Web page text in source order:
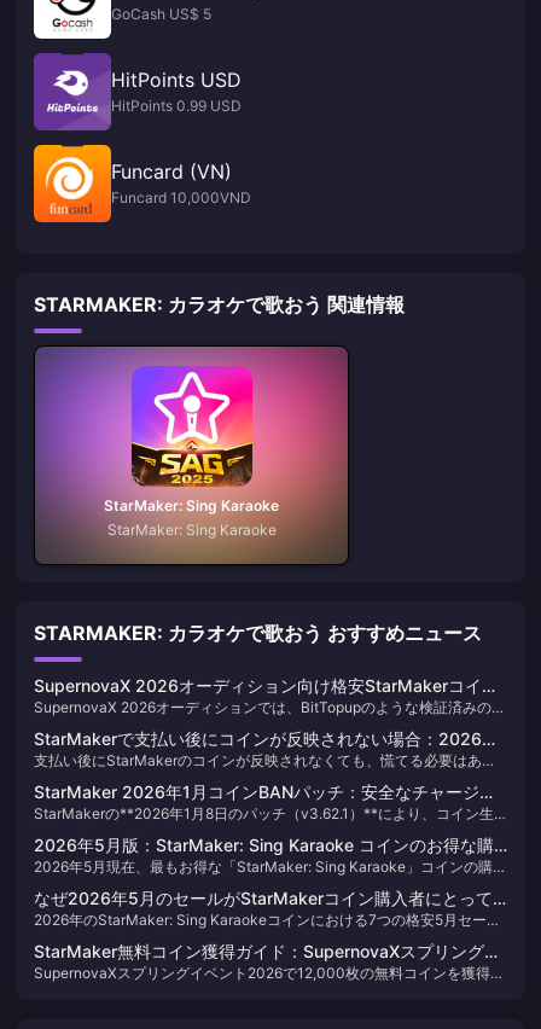
GoCash US$ 5
HitPoints USD
HitPoints 0.99 USD
Funcard (VN)
Funcard 10,000VND
STARMAKER: カラオケで歌おう 関連情報
StarMaker: Sing Karaoke
StarMaker: Sing Karaoke
STARMAKER: カラオケで歌おう おすすめニュース
SupernovaX 2026オーディション向け格安StarMakerコイン
（12〜23%OFF）
SupernovaX 2026オーディションでは、BitTopupのような検証済みの
ストを約**12〜23%**削減できます。特大まとめ買いパッケージで最も
お得になります。現実的なライトサポートのランには約**15,000〜
30,000コイン**が必要となるため、15%の割引であっても、派手で
ROI（費用対効果）の低いギフトではなく効率の高い投票ギフトにコイン
を使用する限り、数千コイン相当の節約になります。
StarMakerで支払い後にコインが反映されない場合：2026年
6月版の修正・復旧ガイド
支払い後にStarMakerのコインが反映されなくても、慌てる必要はあり
に終了して再起動するか、再ログインすることで5〜30分以内に反映さ
れます。決済が実際に失敗した場合は通常、24〜72時間以内に自動的に
返金処理が行われます。2026年に行った15回以上のテストチャージで
は、約80%のケースで2分以内にコインが反映されました。残りのケース
も、アプリを完全に再起動することで反映を確認しています。
StarMaker 2026年1月コインBANパッチ：安全なチャージの
ための正直なガイド
StarMakerの**2026年1月8日のパッチ（v3.62.1）**により、コイン生
告や一時的な凍結はなく、再度のチャンスもありません。安全を確保す
るための正当な方法は、公式のアプリ内課金（Google Play / Apple App
Store）を利用するか、パスワードを一切必要とせずサーバー側で直接反
映される、検証済みのSIDベースのサードパーティチャージを利用するこ
との2つのみです。パッチ適用後の数百件の注文を対象としたコミュニテ
ィの検証では、BitTopupのようなSIDのみを使用するプラットフォーム
ではBAN報告はゼロであり、アプリ内価格と比較して**18〜29%の節約
**が可能であることが確認されています。
2026年5月版：StarMaker: Sing Karaoke コインのお得な購
入方法ランキング — 実質価値で選ぶ7選
2026年5月現在、最もお得な「StarMaker: Sing Karaoke」コインの購入
コインを獲得でき、少額パックよりも約15〜20%お得で、iOSのApp
Store経由で購入するよりも大幅に安く済みます。iOSユーザーの場合、
Appleのプラットフォーム手数料を考慮すると、その差は15〜30%にま
で広がります。カジュアルなギフトユーザーからライブ配信の常連ま
で、ほとんどのプレイヤーにとって、このバンドルは支出とリターンの
なぜ2026年5月のセールがStarMakerコイン購入者にとって
最も賢い選択なのでしょうか？
2026年のStarMaker: Sing Karaokeコインにおける7つの格安5月セール
なります。BitTopupのような安全なプラットフォームを利用すること
で、予算を抑えつつ、より多くの楽曲や機能を開放することが可能で
StarMaker無料コイン獲得ガイド：SupernovaXスプリングイ
ベント2026で12,000コイン以上を獲得する方法
SupernovaXスプリングイベント2026で12,000枚の無料コインを獲得す